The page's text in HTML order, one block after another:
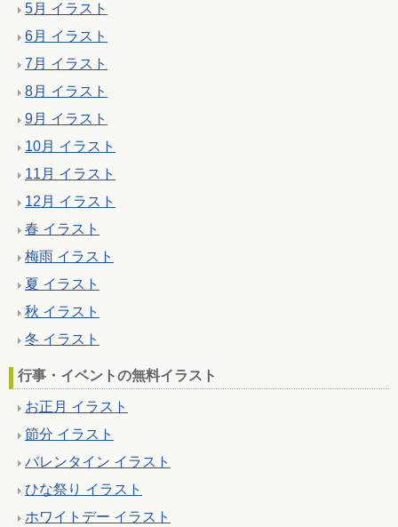
5月 イラスト
6月 イラスト
7月 イラスト
8月 イラスト
9月 イラスト
10月 イラスト
11月 イラスト
12月 イラスト
春 イラスト
梅雨 イラスト
夏 イラスト
秋 イラスト
冬 イラスト
行事・イベントの無料イラスト
お正月 イラスト
節分 イラスト
バレンタイン イラスト
ひな祭り イラスト
ホワイトデー イラスト